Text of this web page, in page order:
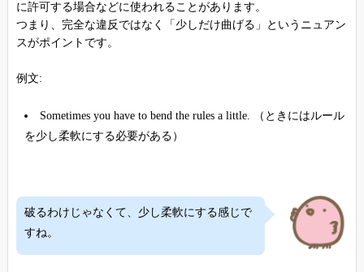
に許可する場合などに使われることがあります。
つまり、完全な違反ではなく「少しだけ曲げる」というニュアン
スがポイントです。
例文:
Sometimes you have to bend the rules a little. （ときにはルール
を少し柔軟にする必要がある）
破るわけじゃなくて、少し柔軟にする感じで
すね。